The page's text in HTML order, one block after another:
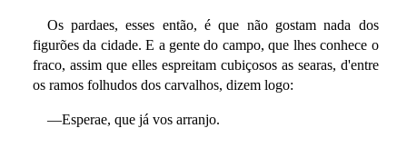
Os pardaes, esses então, é que não gostam nada dos
figurões da cidade. E a gente do campo, que lhes conhece o
fraco, assim que elles espreitam cubiçosos as searas, d'entre
os ramos folhudos dos carvalhos, dizem logo:
—Esperae, que já vos arranjo.